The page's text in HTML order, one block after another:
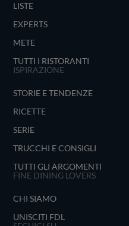
LISTE
EXPERTS
METE
TUTTI I RISTORANTI
ISPIRAZIONE
STORIE E TENDENZE
RICETTE
SERIE
TRUCCHI E CONSIGLI
TUTTI GLI ARGOMENTI
FINE DINING LOVERS
CHI SIAMO
UNISCITI FDL